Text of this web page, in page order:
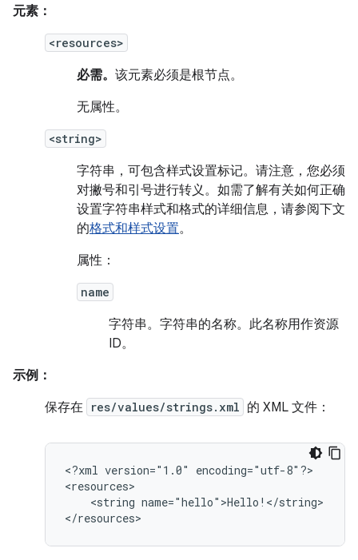
元素：
<resources>
必需。 该元素必须是根节点。
无属性。
<string>
字符串，可包含样式设置标记。请注意，您必须
对撇号和引号进行转义。如需了解有关如何正确
设置字符串样式和格式的详细信息，请参阅下文
的格式和样式设置。
属性：
name
字符串。 字符串的名称。此名称用作资源
ID。
示例：
保存在 res/values/strings.xml 的 XML 文件：
<?xml version="1.0"
encoding="utf-8"?>
<string name="hello">Hello!</string>
</resources>